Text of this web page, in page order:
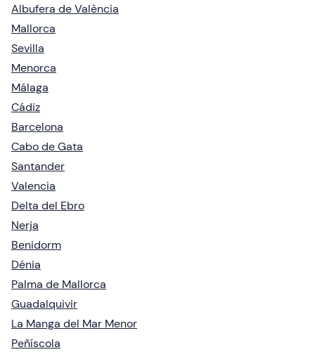
Albufera de València
Mallorca
Sevilla
Menorca
Málaga
Cádiz
Barcelona
Cabo de Gata
Santander
Valencia
Delta del Ebro
Nerja
Benidorm
Dénia
Palma de Mallorca
Guadalquivir
La Manga del Mar Menor
Peñíscola